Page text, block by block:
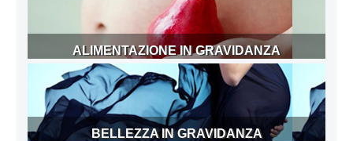
ALIMENTAZIONE IN GRAVIDANZA
BELLEZZA IN GRAVIDANZA